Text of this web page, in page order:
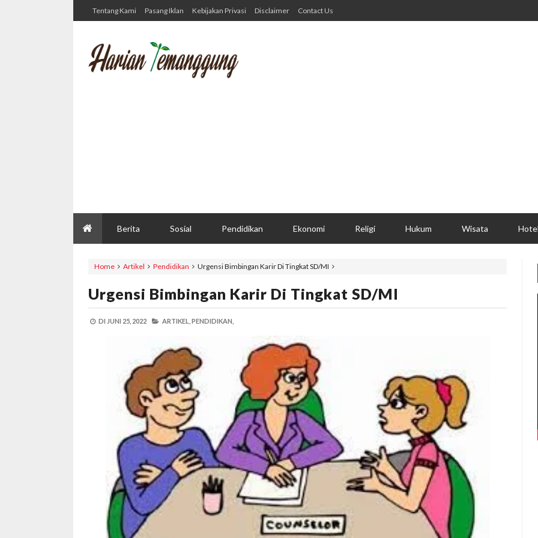
Tentang Kami Pasang Iklan Kebijakan Privasi Disclaimer Contact Us
Berita Sosial Pendidikan Ekonomi Religi Hukum Wisata Hotel
Home Artikel Pendidikan Urgensi Bimbingan Karir Di Tingkat SD/MI
Urgensi Bimbingan Karir Di Tingkat SD/MI
DI JUNI 25, 2022 ARTIKEL, PENDIDIKAN,